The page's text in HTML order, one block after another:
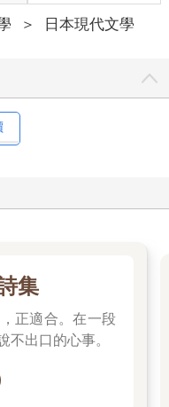
＞ 日本現代文學
集
正適合。在一段
不出口的心事。